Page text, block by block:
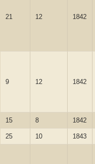
21 12 1842
9 12 1842
15 8 1842
25 10 1843